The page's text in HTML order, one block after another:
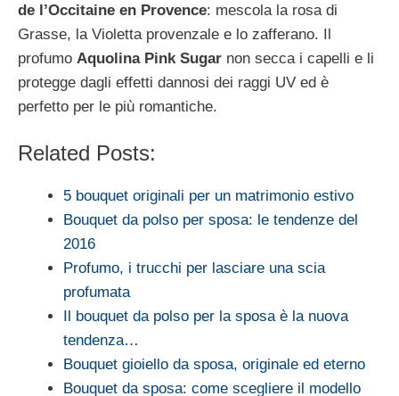
de l’Occitaine en Provence: mescola la rosa di
Grasse, la Violetta provenzale e lo zafferano. Il
profumo Aquolina Pink Sugar non secca i capelli e li
protegge dagli effetti dannosi dei raggi UV ed è
perfetto per le più romantiche.
Related Posts:
5 bouquet originali per un matrimonio estivo
Bouquet da polso per sposa: le tendenze del
2016
Profumo, i trucchi per lasciare una scia
profumata
Il bouquet da polso per la sposa è la nuova
tendenza…
Bouquet gioiello da sposa, originale ed eterno
Bouquet da sposa: come scegliere il modello